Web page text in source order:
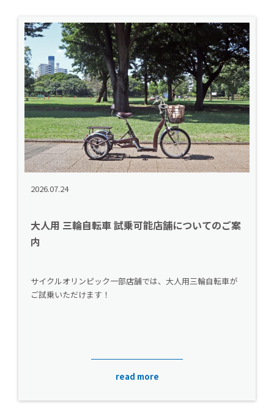
2026.07.24
大人用 三輪自転車 試乗可能店舗についてのご案
内
サイクルオリンピック一部店舗では、大人用三輪自転車が
ご試乗いただけます！
read more